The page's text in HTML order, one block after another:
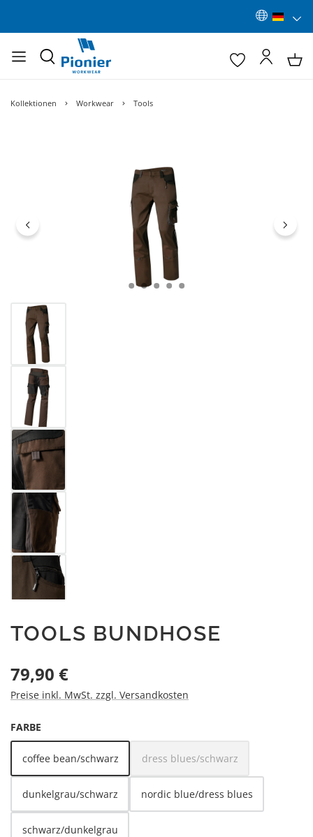
Kollektionen Workwear Tools
TOOLS BUNDHOSE
Regulärer Preis:
79,90 €
Preise inkl. MwSt. zzgl. Versandkosten
FARBE
coffee bean/schwarz dress blues/schwarz
(Diese Option ist zurzeit nicht
dunkelgrau/schwarz nordic blue/dress blues
schwarz/dunkelgrau